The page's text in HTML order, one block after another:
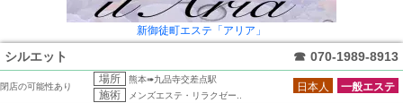
新御徒町エステ「アリア」
シルエット ☎ 070-1989-8913
閉店の可能性あり
場所 熊本➠九品寺交差点駅
施術 メンズエステ・リラクゼー..
一般エステ
日本人